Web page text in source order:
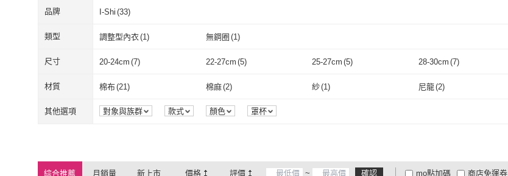
品牌 I-Shi (33)
I-Shi(33)
類型 調整型內衣(1) 無鋼圈 (1)
調整型內衣 無鋼圈
尺寸 20-24cm (7) 22-27cm (5) 25-27cm (5) 28-30cm (7)
75(1) 80 (1) 85 (1) 90(1)
20-24cm 22-27cm
75 (1) 80
取消
材質 棉布(21) 棉麻(2) 紗(1) 尼龍(2)
棉布(21) 棉麻
其他選項 對象與族群 款式 顏色 罩杯
綜合推薦 月銷量 新上市 價格 評價 ~ 確認 mo點加碼 商店免運券